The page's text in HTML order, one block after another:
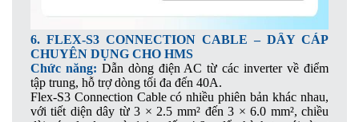
6. FLEX-S3 CONNECTION CABLE – DÂY CÁP
CHUYÊN DỤNG CHO HMS
Chức năng: Dẫn dòng điện AC từ các inverter về điểm
tập trung, hỗ trợ dòng tối đa đến 40A.
Flex-S3 Connection Cable có nhiều phiên bản khác nhau,
với tiết diện dây từ 3 × 2.5 mm² đến 3 × 6.0 mm², chiều